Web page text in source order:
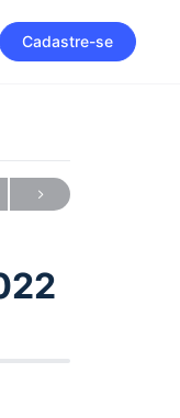
Cadastre-se